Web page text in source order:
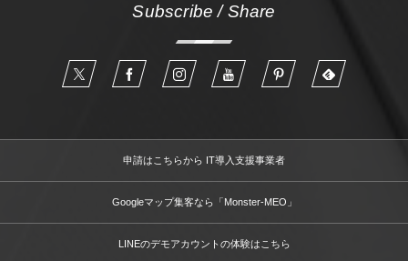
Subscribe / Share
申請はこちらから IT導入支援事業者
Googleマップ集客なら「Monster-MEO」
LINEのデモアカウントの体験はこちら